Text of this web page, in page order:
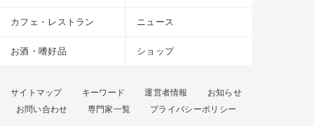
カフェ・レストラン ニュース
お酒・嗜好品 ショップ
サイトマップ キーワード 運営者情報
お知らせ
お問い合わせ
専門家一覧 プライバシーポリシー